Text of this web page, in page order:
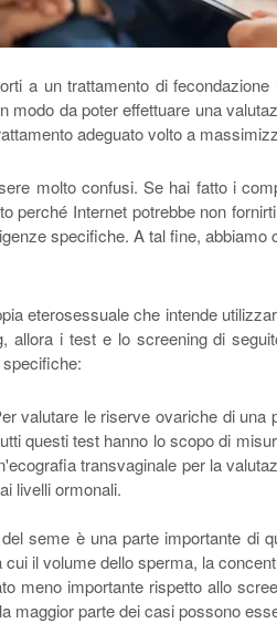
a un trattamento di
modo da poter effettuare una
adeguato volto a
molto confusi. Se hai fatto i
perché Internet potrebbe non
specifiche. A tal fine,
eterosessuale che intende
allora i test e lo screening di
valutare le riserve ovariche di una
questi test hanno lo scopo di
transvaginale per la
livelli ormonali.
seme è una parte importante di
il volume dello sperma, la
meno importante rispetto allo
maggior parte dei casi possono